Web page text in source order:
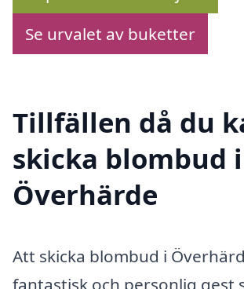
Se urvalet av buketter
Tillfällen då du
skicka blombud i
Överhärde
Att skicka blombud i
fantastisk och personlig gest